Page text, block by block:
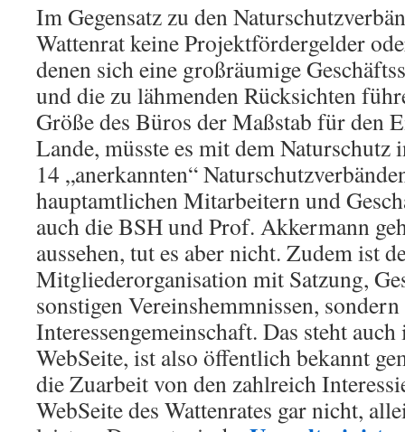
Im Gegensatz zu den
Wattenrat keine Projektfördergelder
denen sich eine großräumige
und die zu lähmenden Rücksichten
Größe des Büros der Maßstab für den
Lande, müsste es mit dem Naturschutz
14 „anerkannten“
hauptamtlichen Mitarbeitern und
auch die BSH und Prof. Akkermann
aussehen, tut es aber nicht. Zudem ist
Mitgliederorganisation mit Satzung,
sonstigen Vereinshemmnissen,
Interessengemeinschaft. Das steht
WebSeite, ist also öffentlich bekannt
die Zuarbeit von den zahlreich
WebSeite des Wattenrates gar nicht,